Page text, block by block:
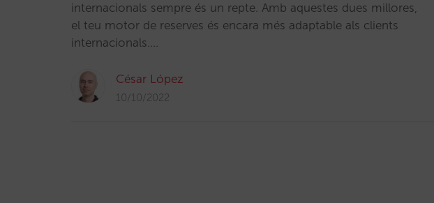
internacionals sempre és un repte. Amb aquestes dues millores,
el teu motor de reserves és encara més adaptable als clients
internacionals.…
César López
10/10/2022